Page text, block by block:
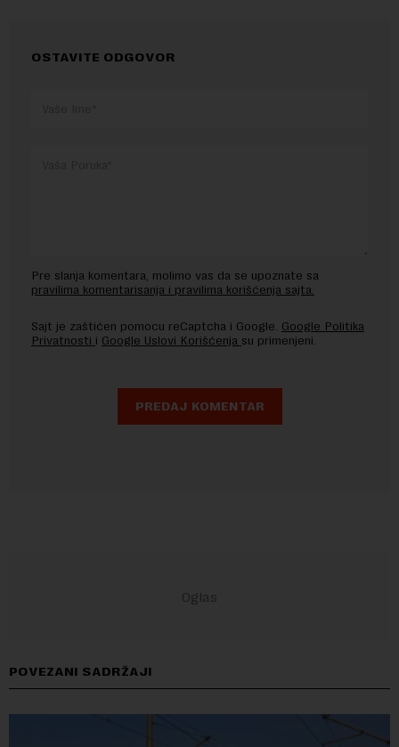
OSTAVITE ODGOVOR
Pre slanja komentara, molimo vas da se upoznate sa
pravilima komentarisanja i pravilima korišćenja sajta.
Sajt je zaštićen pomocu reCaptcha i Google. Google Politika
Privatnosti i Google Uslovi Korišćenja su primenjeni.
POVEZANI SADRŽAJI